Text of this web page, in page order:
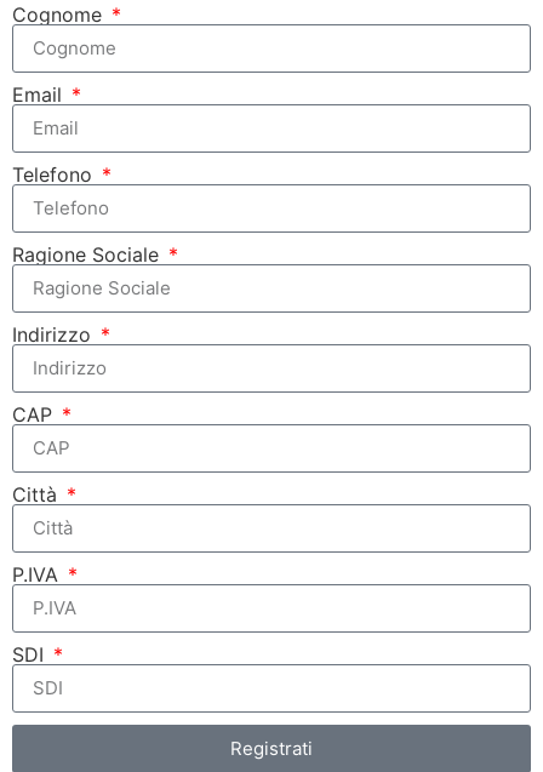
Cognome
Email
Telefono
Ragione Sociale
Indirizzo
CAP
Città
P.IVA
SDI
Registrati